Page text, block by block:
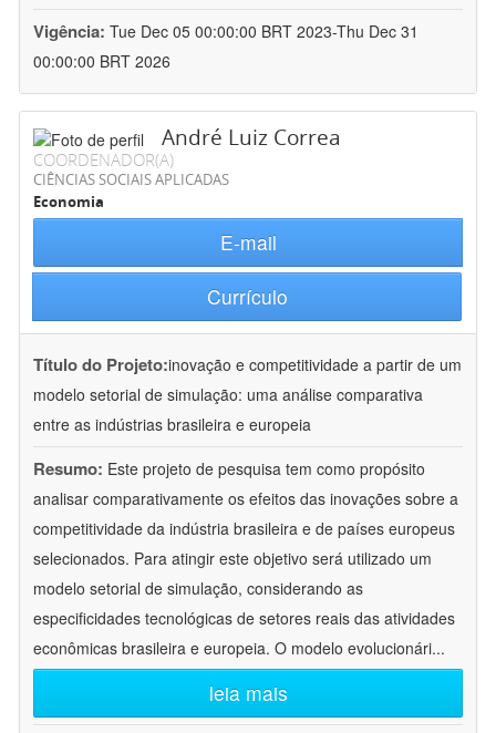
Vigência: Tue Dec 05 00:00:00 BRT 2023-Thu Dec 31
00:00:00 BRT 2026
André Luiz Correa
COORDENADOR(A)
CIÊNCIAS SOCIAIS APLICADAS
Economia
E-mail
Currículo
Título do Projeto:inovação e competitividade a partir de um
modelo setorial de simulação: uma análise comparativa
entre as indústrias brasileira e europeia
Resumo: Este projeto de pesquisa tem como propósito
analisar comparativamente os efeitos das inovações sobre a
competitividade da indústria brasileira e de países europeus
selecionados. Para atingir este objetivo será utilizado um
modelo setorial de simulação, considerando as
especificidades tecnológicas de setores reais das atividades
econômicas brasileira e europeia. O modelo evolucionári...
leia mais